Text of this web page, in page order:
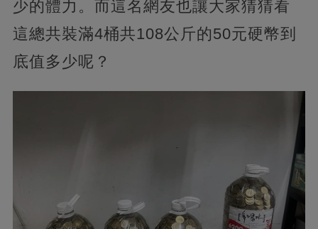
少的體力。而這名網友也讓大家猜猜看
這總共裝滿4桶共108公斤的50元硬幣到
底值多少呢？